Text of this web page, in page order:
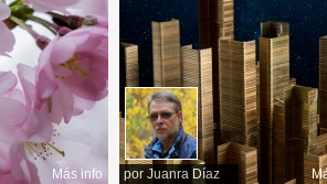
Más info por Juanra Díaz